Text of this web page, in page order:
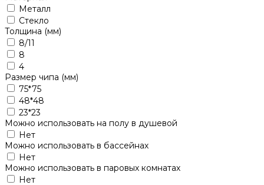
Металл
Стекло
Толщина (мм)
8/11
8
4
Размер чипа (мм)
75*75
48*48
23*23
Можно использовать на полу в душевой
Нет
Можно использовать в бассейнах
Нет
Можно использовать в паровых комнатах
Нет